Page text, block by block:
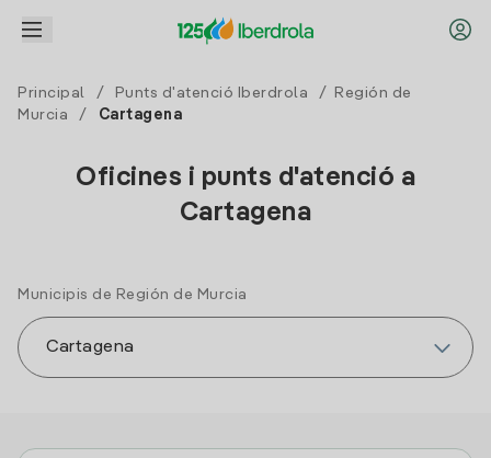
Principal / Punts d'atenció Iberdrola /
Región de
Murcia
/ Cartagena
Oficines i punts d'atenció a
Cartagena
Municipis de Región de Murcia